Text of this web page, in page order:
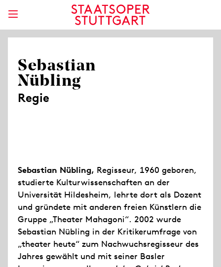
Sebastian
Nübling
Regie
Sebastian Nübling, Regisseur, 1960 geboren,
studierte Kulturwissenschaften an der
Universität Hildesheim, lehrte dort als Dozent
und gründete mit anderen freien Künstlern die
Gruppe „Theater Mahagoni“. 2002 wurde
Sebastian Nübling in der Kritikerumfrage von
„theater heute“ zum Nachwuchsregisseur des
Jahres gewählt und mit seiner Basler